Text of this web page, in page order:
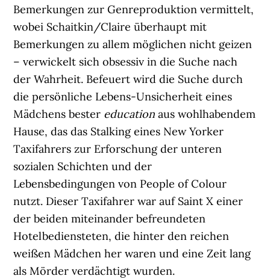
Bemerkungen zur Genreproduktion vermittelt,
wobei Schaitkin/Claire überhaupt mit
Bemerkungen zu allem möglichen nicht geizen
– verwickelt sich obsessiv in die Suche nach
der Wahrheit. Befeuert wird die Suche durch
die persönliche Lebens-Unsicherheit eines
Mädchens bester education aus wohlhabendem
Hause, das das Stalking eines New Yorker
Taxifahrers zur Erforschung der unteren
sozialen Schichten und der
Lebensbedingungen von People of Colour
nutzt. Dieser Taxifahrer war auf Saint X einer
der beiden miteinander befreundeten
Hotelbediensteten, die hinter den reichen
weißen Mädchen her waren und eine Zeit lang
als Mörder verdächtigt wurden.